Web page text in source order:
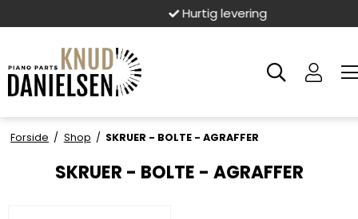
Hurtig levering
Forside / Shop / SKRUER - BOLTE - AGRAFFER
SKRUER - BOLTE - AGRAFFER